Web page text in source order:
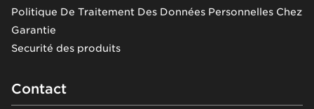
Politique De Traitement Des Données Personnelles Chez
Garantie
Securité des produits
Contact